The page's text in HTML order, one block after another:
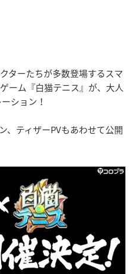
ターたちが多数登場するスマ
ーム『白猫テニス』が、大人
ション！
、ティザーPVもあわせて公開